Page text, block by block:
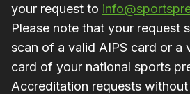
your request to
Please note that your request
scan of a valid AIPS card or a
card of your national sports
Accreditation requests